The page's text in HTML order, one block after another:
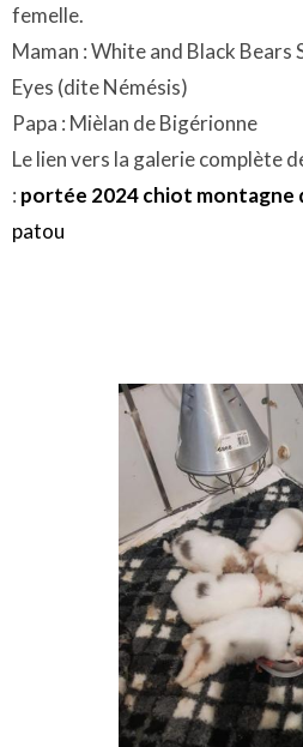
femelle.
Maman : White and Black Bears
Eyes (dite Némésis)
Papa : Mièlan de Bigérionne
Le lien vers la galerie complète
: portée 2024 chiot montagne
patou